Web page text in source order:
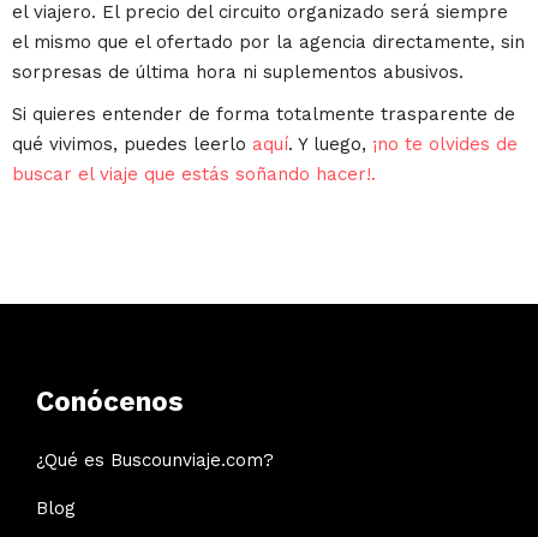
el viajero. El precio del circuito organizado será siempre
el mismo que el ofertado por la agencia directamente, sin
sorpresas de última hora ni suplementos abusivos.
Si quieres entender de forma totalmente trasparente de
qué vivimos, puedes leerlo aquí. Y luego, ¡no te olvides de
buscar el viaje que estás soñando hacer!.
Conócenos
¿Qué es Buscounviaje.com?
Blog